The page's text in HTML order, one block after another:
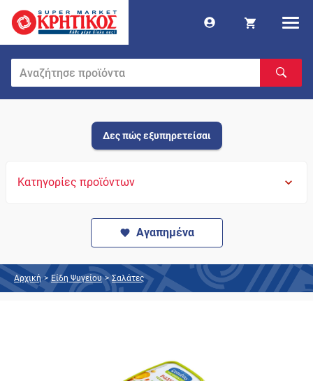
Δες πώς εξυπηρετείσαι
Κατηγορίες προϊόντων
Αγαπημένα
Αρχική > Είδη Ψυγείου > Σαλάτες